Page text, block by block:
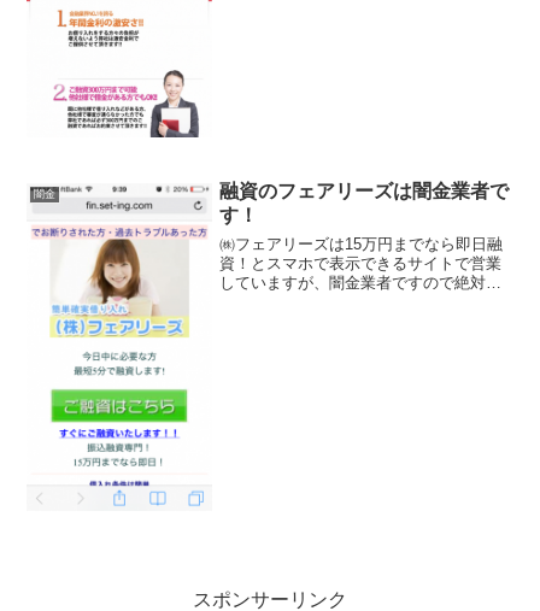
闇金
融資のフェアリーズは闇金業者で
す！
㈱フェアリーズは15万円までなら即日融
資！とスマホで表示できるサイトで営業
していますが、闇金業者ですので絶対に
スポンサーリンク